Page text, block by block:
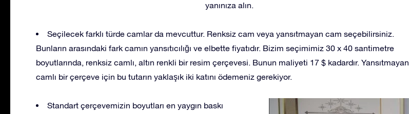
yanınıza alın.
Seçilecek farklı türde camlar da mevcuttur. Renksiz cam veya yansıtmayan cam seçebilirsiniz.
Bunların arasındaki fark camın yansıtıcılığı ve elbette fiyatıdır. Bizim seçimimiz 30 x 40 santimetre
boyutlarında, renksiz camlı, altın renkli bir resim çerçevesi. Bunun maliyeti 17 $ kadardır. Yansıtmayan
camlı bir çerçeve için bu tutarın yaklaşık iki katını ödemeniz gerekiyor.
Standart çerçevemizin boyutları en yaygın baskı